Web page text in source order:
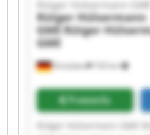
Dinslaken 720 km
Rütger Hülsermann GME
Rütger Hülsermann
GME Rütger
GME
Preisinfo
Rütger Hülsermann GME